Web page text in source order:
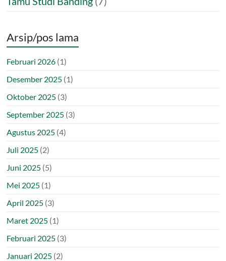
Arsip/pos lama
Februari 2026 (1)
Desember 2025 (1)
Oktober 2025 (3)
September 2025 (3)
Agustus 2025 (4)
Juli 2025 (2)
Juni 2025 (5)
Mei 2025 (1)
April 2025 (3)
Maret 2025 (1)
Februari 2025 (3)
Januari 2025 (2)